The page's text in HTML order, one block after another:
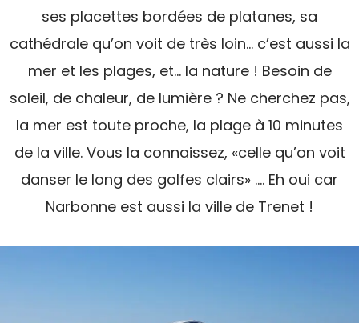
ses placettes bordées de platanes, sa
cathédrale qu’on voit de très loin… c’est aussi la
mer et les plages, et... la nature ! Besoin de
soleil, de chaleur, de lumière ? Ne cherchez pas,
la mer est toute proche, la plage à 10 minutes
de la ville. Vous la connaissez, «celle qu’on voit
danser le long des golfes clairs» …. Eh oui car
Narbonne est aussi la ville de Trenet !